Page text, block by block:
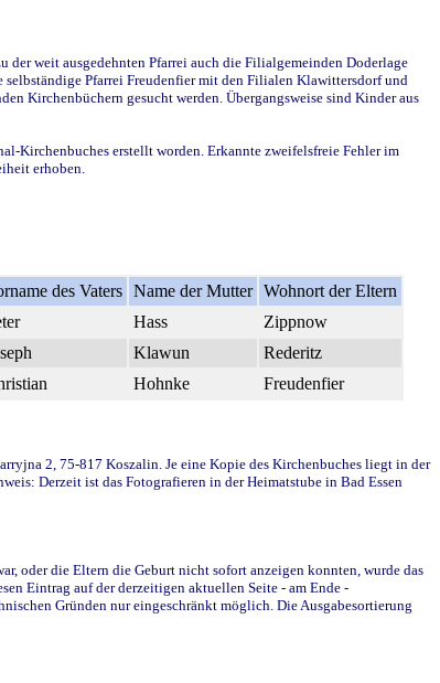
weit ausgedehnten Pfarrei auch die Filialgemeinden Doderlage
Pfarrei Freudenfier mit den Filialen Klawittersdorf und
Kirchenbüchern gesucht werden. Übergangsweise sind Kinder aus
Kirchenbuches erstellt worden. Erkannte zweifelsfreie Fehler im
erhoben.
des Vaters Name der Mutter Wohnort der Eltern
Hass
Zippnow
Klawun
Rederitz
Hohnke Freudenfier
2, 75-817 Koszalin. Je eine Kopie des Kirchenbuches liegt in der
Derzeit ist das Fotografieren in der Heimatstube in Bad Essen
oder die Eltern die Geburt nicht sofort anzeigen konnten, wurde das
Eintrag auf der derzeitigen aktuellen Seite - am Ende -
Gründen nur eingeschränkt möglich. Die Ausgabesortierung